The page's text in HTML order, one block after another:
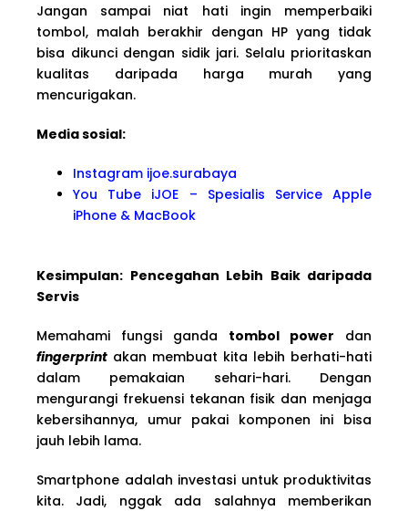
Jangan sampai niat hati ingin memperbaiki
tombol, malah berakhir dengan HP yang tidak
bisa dikunci dengan sidik jari. Selalu prioritaskan
kualitas daripada harga murah yang
mencurigakan.
Media sosial:
Instagram ijoe.surabaya
You Tube iJOE – Spesialis Service Apple
iPhone & MacBook
Kesimpulan: Pencegahan Lebih Baik daripada
Servis
Memahami fungsi ganda tombol power dan
fingerprint akan membuat kita lebih berhati-hati
dalam pemakaian sehari-hari. Dengan
mengurangi frekuensi tekanan fisik dan menjaga
kebersihannya, umur pakai komponen ini bisa
jauh lebih lama.
Smartphone adalah investasi untuk produktivitas
kita. Jadi, nggak ada salahnya memberikan